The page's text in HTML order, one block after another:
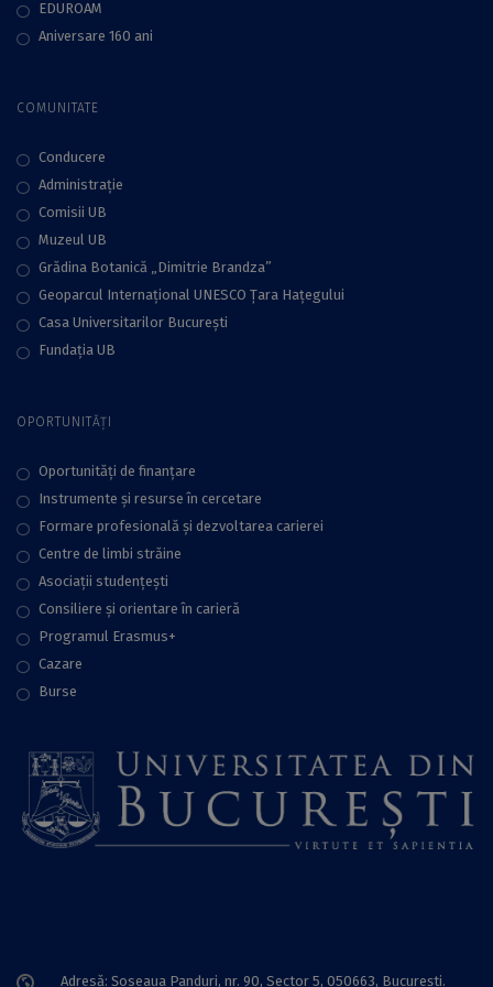
EDUROAM
Aniversare 160 ani
COMUNITATE
Conducere
Administraţie
Comisii UB
Muzeul UB
Grădina Botanică „Dimitrie Brandza”
Geoparcul Internațional UNESCO Țara Hațegului
Casa Universitarilor București
Fundaţia UB
OPORTUNITĂȚI
Oportunități de finanțare
Instrumente și resurse în cercetare
Formare profesională și dezvoltarea carierei
Centre de limbi străine
Asociații studențești
Consiliere şi orientare în carieră
Programul Erasmus+
Cazare
Burse
Adresă: Șoseaua Panduri, nr. 90, Sector 5, 050663, Bucureşti.